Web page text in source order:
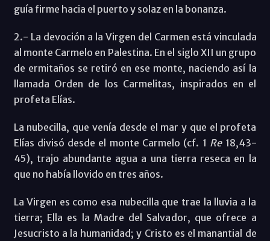
guía firme hacia el puerto y solaz en la bonanza.
2.- La devoción a la Virgen del Carmen está vinculada
al monte Carmelo en Palestina. En el siglo XII un grupo
de ermitaños se retiró en ese monte, naciendo así la
llamada Orden de los Carmelitas, inspirados en el
profeta Elías.
La nubecilla, que venía desde el mar y que el profeta
Elías divisó desde el monte Carmelo (cf. 1 Re18,43-
45), trajo abundante agua a una tierra reseca en la
que no había llovido en tres años.
La Virgen es como esa nubecilla que trae la lluvia a la
tierra; Ella es la Madre del Salvador, que ofrece a
Jesucristo a la humanidad; y Cristo es el manantial de